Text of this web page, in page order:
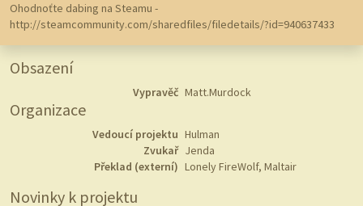
Ohodnoťte dabing na Steamu -
http://steamcommunity.com/sharedfiles/filedetails/?id=940637433
Obsazení
Vypravěč Matt.Murdock
Organizace
Vedoucí projektu Hulman
Zvukař Jenda
Překlad (externí) Lonely FireWolf, Maltair
Novinky k projektu